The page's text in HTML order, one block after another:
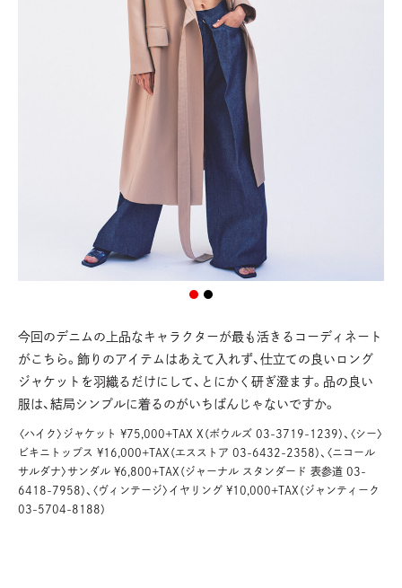
今回のデニムの上品なキャラクターが最も活きるコーディネート
がこちら。飾りのアイテムはあえて入れず、仕立ての良いロング
ジャケットを羽織るだけにして、とにかく研ぎ澄ます。品の良い
服は、結局シンプルに着るのがいちばんじゃないですか。
〈ハイク〉ジャケット ¥75,000+TAX X（ボウルズ 03-3719-1239）、〈シー〉
ビキニトップス ¥16,000+TAX（エスストア 03-6432-2358）、〈ニコール
サルダナ〉サンダル ¥6,800+TAX（ジャーナル スタンダード 表参道 03-
6418-7958）、〈ヴィンテージ〉イヤリング ¥10,000+TAX（ジャンティーク
03-5704-8188）